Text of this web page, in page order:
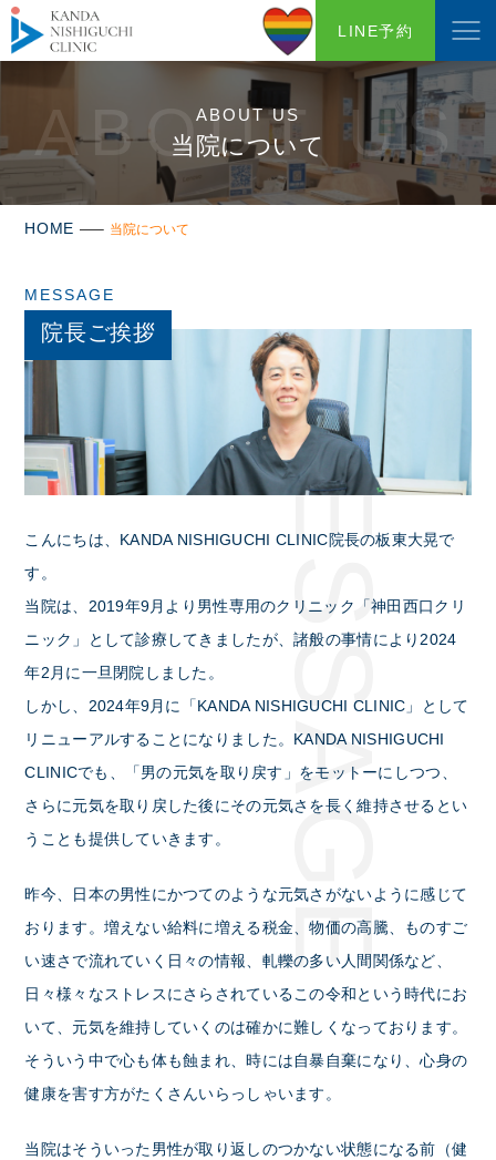
LINE予約
ABOUT US
当院について
ABOUT US
HOME 当院について
MESSAGE
院長ご挨拶
こんにちは、KANDA NISHIGUCHI CLINIC院長の板東大晃で
す。
当院は、2019年9月より男性専用のクリニック「神田西口クリ
ニック」として診療してきましたが、諸般の事情により2024
年2月に一旦閉院しました。
しかし、2024年9月に「KANDA NISHIGUCHI CLINIC」として
リニューアルすることになりました。KANDA NISHIGUCHI
CLINICでも、「男の元気を取り戻す」をモットーにしつつ、
さらに元気を取り戻した後にその元気さを長く維持させるとい
うことも提供していきます。
昨今、日本の男性にかつてのような元気さがないように感じて
おります。増えない給料に増える税金、物価の高騰、ものすご
い速さで流れていく日々の情報、軋轢の多い人間関係など、
日々様々なストレスにさらされているこの令和という時代にお
いて、元気を維持していくのは確かに難しくなっております。
そういう中で心も体も蝕まれ、時には自暴自棄になり、心身の
健康を害す方がたくさんいらっしゃいます。
当院はそういった男性が取り返しのつかない状態になる前（健